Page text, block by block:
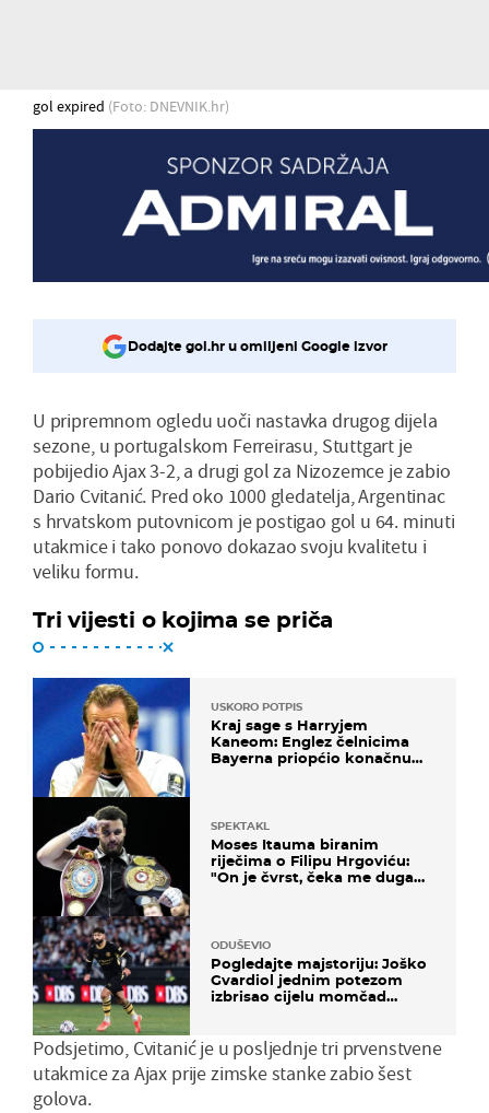
gol expired (Foto: DNEVNIK.hr)
Dodajte gol.hr u omiljeni Google izvor
U pripremnom ogledu uoči nastavka drugog dijela
sezone, u portugalskom Ferreirasu, Stuttgart je
pobijedio Ajax 3-2, a drugi gol za Nizozemce je zabio
Dario Cvitanić. Pred oko 1000 gledatelja, Argentinac
s hrvatskom putovnicom je postigao gol u 64. minuti
utakmice i tako ponovo dokazao svoju kvalitetu i
veliku formu.
Tri vijesti o kojima se priča
USKORO POTPIS
Kraj sage s Harryjem
Kaneom: Englez čelnicima
Bayerna priopćio konačnu
SPEKTAKL
Moses Itauma biranim
riječima o Filipu Hrgoviću:
"On je čvrst, čeka me duga
ODUŠEVIO
Pogledajte majstoriju: Joško
Gvardiol jednim potezom
izbrisao cijelu momčad
Podsjetimo, Cvitanić je u posljednje tri prvenstvene
utakmice za Ajax prije zimske stanke zabio šest
golova.